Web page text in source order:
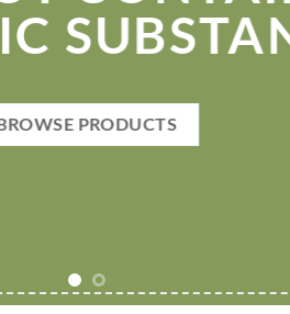
PRODUCTS